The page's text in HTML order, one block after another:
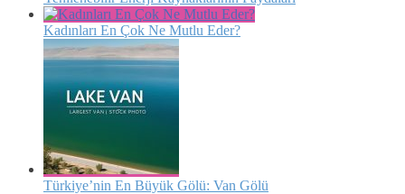
Kadınları En Çok Ne Mutlu Eder?
Türkiye’nin En Büyük Gölü: Van Gölü